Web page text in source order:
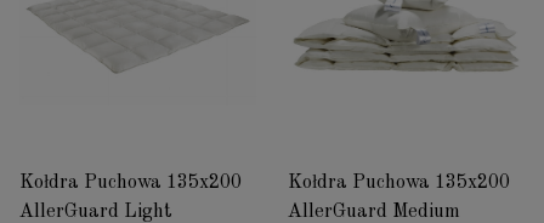
Kołdra Puchowa 135x200
AllerGuard Light
Kołdra Puchowa 135x200
AllerGuard Medium